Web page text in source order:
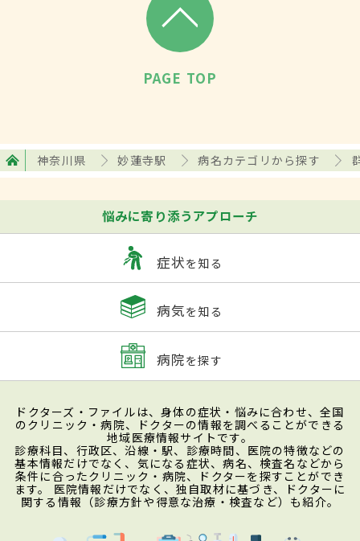
PAGE TOP
神奈川県 妙蓮寺駅 病名カテゴリから探す
悩みに寄り添うアプローチ
症状を知る
病気を知る
病院を探す
ドクターズ・ファイルは、身体の症状・悩みに合わせ、全国
のクリニック・病院、ドクターの情報を調べることができる
地域医療情報サイトです。
診療科目、行政区、沿線・駅、診療時間、医院の特徴などの
基本情報だけでなく、気になる症状、病名、検査名などから
条件に合ったクリニック・病院、ドクターを探すことができ
ます。 医院情報だけでなく、独自取材に基づき、ドクターに
関する情報（診療方針や得意な治療・検査など）も紹介。